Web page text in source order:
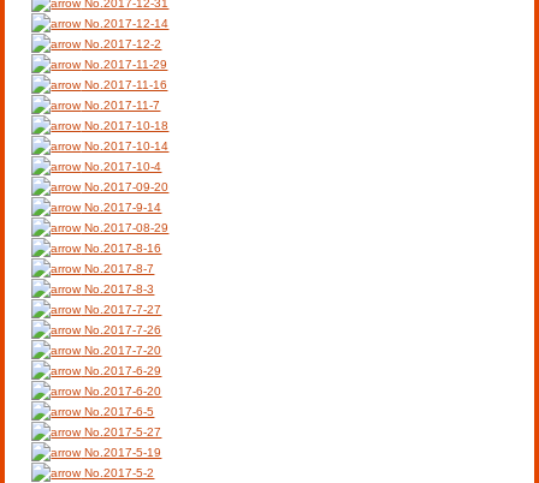
No.2017-12-31
No.2017-12-14
No.2017-12-2
No.2017-11-29
No.2017-11-16
No.2017-11-7
No.2017-10-18
No.2017-10-14
No.2017-10-4
No.2017-09-20
No.2017-9-14
No.2017-08-29
No.2017-8-16
No.2017-8-7
No.2017-8-3
No.2017-7-27
No.2017-7-26
No.2017-7-20
No.2017-6-29
No.2017-6-20
No.2017-6-5
No.2017-5-27
No.2017-5-19
No.2017-5-2